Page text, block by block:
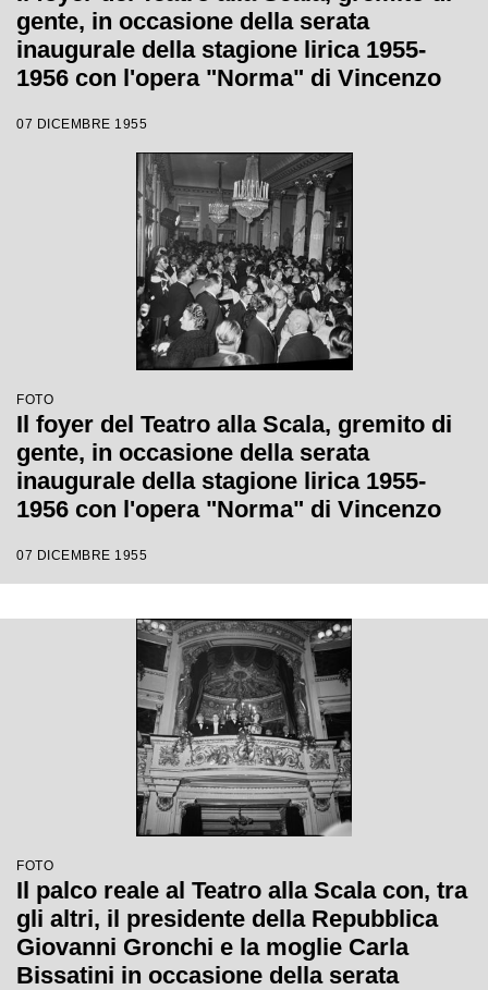
gente, in occasione della serata
inaugurale della stagione lirica 1955-
1956 con l'opera "Norma" di Vincenzo
regia di Margherita Wallmann
07 DICEMBRE 1955
FOTO
Il foyer del Teatro alla Scala, gremito di
gente, in occasione della serata
inaugurale della stagione lirica 1955-
1956 con l'opera "Norma" di Vincenzo
regia di Margherita Wallmann
07 DICEMBRE 1955
FOTO
Il palco reale al Teatro alla Scala con, tra
gli altri, il presidente della Repubblica
Giovanni Gronchi e la moglie Carla
Bissatini in occasione della serata